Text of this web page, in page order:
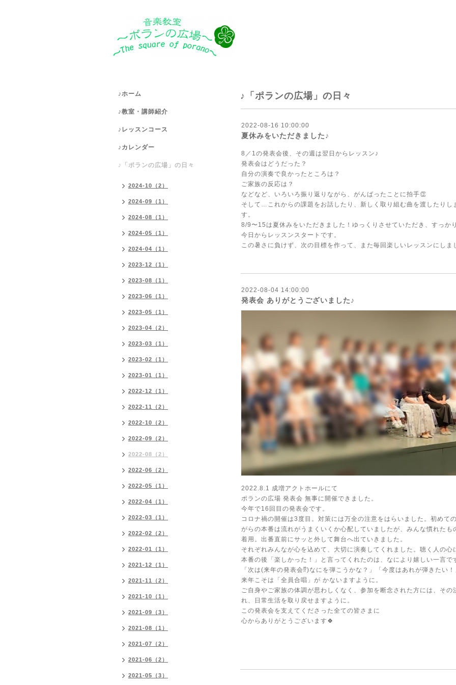
♪「ポランの広場」の日々
2022-08-16 10:00:00
夏休みをいただきました♪
8／1の発表会後、その週は翌日からレッスン♪
発表会はどうだった？
自分の演奏で良かったところは？
ご家族の反応は？
などなど、いろいろ振り返りながら、がんばったことに拍手👏
そして…これからの課題をお話したり、新しく取り組む曲を渡したりし
す。
8/9〜15は夏休みをいただきました！ゆっくりさせていただき、すっか
今日からレッスンスタートです。
この暑さに負けず、次の目標を作って、また毎回楽しいレッスンにしま
2022-08-04 14:00:00
発表会 ありがとうございました♪
2022.8.1 成増アクトホールにて
ポランの広場 発表会 無事に開催できました。
今年で16回目の発表会です。
コロナ禍の開催は3度目。対策には万全の注意をはらいました。初めて
がらの本番は流れがうまくいくか心配していましたが、みんな慣れた
着用。出番直前にサッと外して舞台へ出ていきました。
それぞれみんなが心を込めて、大切に演奏してくれました。聴く人の
本番の後「楽しかった！」と言ってくれたのは、なにより嬉しい一言で
「次は(来年の発表会⁉︎)なにを弾こうかな？」「今度はあれが弾きたい
来年こそは「全員合唱」が かないますように。
ご自身やご家族の体調が思わしくなく、参加を断念された方には、そ
れ、日常生活を取り戻せますように。
この発表会を支えてくださった全ての皆さまに
心からありがとうございます🍀
♪ホーム
♪教室・講師紹介
♪レッスンコース
♪カレンダー
♪「ポランの広場」の日々
2024-10（2）
2024-09（1）
2024-08（1）
2024-05（1）
2024-04（1）
2023-12（1）
2023-08（1）
2023-06（1）
2023-05（1）
2023-04（2）
2023-03（1）
2023-02（1）
2023-01（1）
2022-12（1）
2022-11（2）
2022-10（2）
2022-09（2）
2022-08（2）
2022-06（2）
2022-05（1）
2022-04（1）
2022-03（1）
2022-02（2）
2022-01（1）
2021-12（1）
2021-11（2）
2021-10（1）
2021-09（3）
2021-08（1）
2021-07（2）
2021-06（2）
2021-05（3）